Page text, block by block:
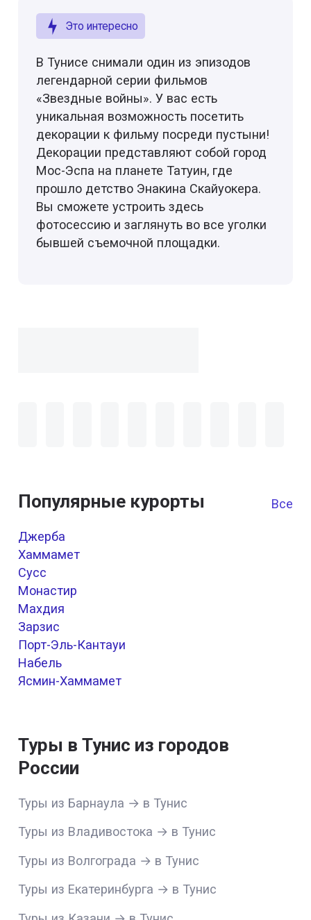
Это интересно
В Тунисе снимали один из эпизодов
легендарной серии фильмов
«Звездные войны». У вас есть
уникальная возможность посетить
декорации к фильму посреди пустыни!
Декорации представляют собой город
Мос-Эспа на планете Татуин, где
прошло детство Энакина Скайуокера.
Вы сможете устроить здесь
фотосессию и заглянуть во все уголки
бывшей съемочной площадки.
Популярные курорты Все
Джерба
Хаммамет
Cуcc
Монастир
Махдия
Зарзис
Порт-Эль-Кантауи
Набель
Ясмин-Хаммамет
Туры в Тунис из городов
России
Туры из Барнаула → в Тунис
Туры из Владивостока → в Тунис
Туры из Волгограда → в Тунис
Туры из Екатеринбурга → в Тунис